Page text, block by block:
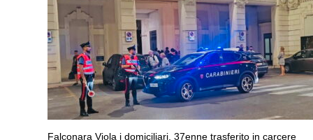
Falconara Viola i domiciliari, 37enne trasferito in carcere